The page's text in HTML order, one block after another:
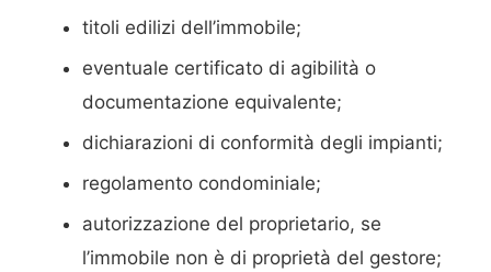
titoli edilizi dell’immobile;
eventuale certificato di agibilità o
documentazione equivalente;
dichiarazioni di conformità degli impianti;
regolamento condominiale;
autorizzazione del proprietario, se
l’immobile non è di proprietà del gestore;